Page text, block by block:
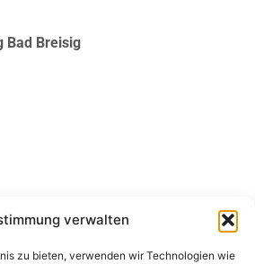
verwalten
zu bieten, verwenden wir Technologien wie
Bad Breisig